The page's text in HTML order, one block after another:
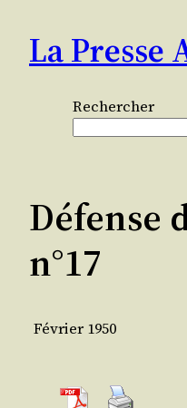
contenu
La Presse
Rechercher
Défense
n°17
Février 1950